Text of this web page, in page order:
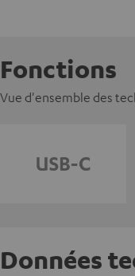
Fonctions
Vue d'ensemble des
Données